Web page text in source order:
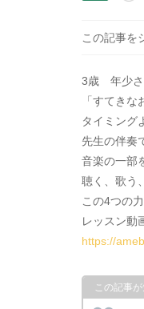
この記事を
3歳 年少さ
「すてきな
タイミング
先生の伴奏
音楽の一部
聴く、歌う
この4つの
レッスン動
https://